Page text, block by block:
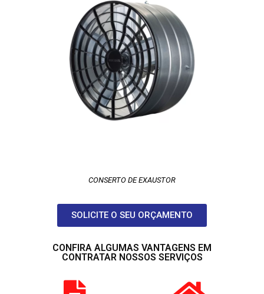
CONSERTO DE EXAUSTOR
SOLICITE O SEU ORÇAMENTO
CONFIRA ALGUMAS VANTAGENS EM
CONTRATAR NOSSOS SERVIÇOS